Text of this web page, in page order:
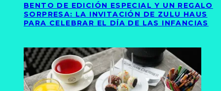
BENTO DE EDICIÓN ESPECIAL Y UN REGALO
SORPRESA: LA INVITACIÓN DE ZULU HAUS
PARA CELEBRAR EL DÍA DE LAS INFANCIAS